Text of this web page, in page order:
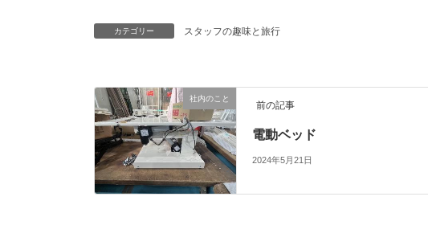
カテゴリー スタッフの趣味と旅行
社内のこと
前の記事
電動ベッド
2024年5月21日